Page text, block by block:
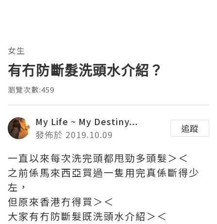
女生
有冇防斷髮洗頭水介紹？
瀏覽次數:459
My Life ~ My Destiny...
發佈於 2019.10.09
追蹤
一直以來每次洗完頭都甩勁多頭髮＞＜
之前係馬來西亞買過一隻用完真係斷得少
左，
但原來香港冇得買＞＜
大家有冇防斷髮既洗頭水介紹＞＜